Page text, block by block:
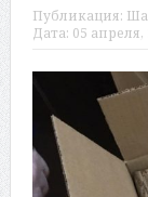
Публикация:
Дата: 05 апреля,